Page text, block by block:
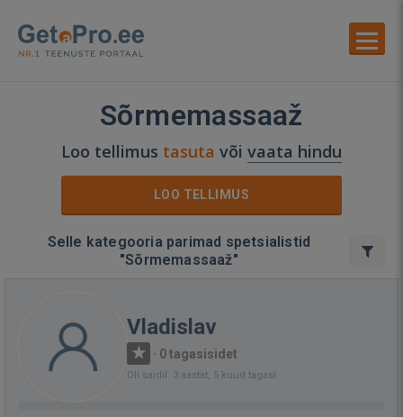
Sõrmemassaaž
Loo tellimus tasuta või vaata hindu
LOO TELLIMUS
Selle kategooria parimad spetsialistid
"Sõrmemassaaž"
Vladislav
· 0 tagasisidet
Oli saidil: 3 aastat, 5 kuud tagasi